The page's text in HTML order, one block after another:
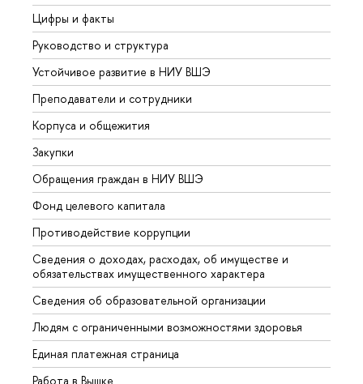
Цифры и факты
Руководство и структура
Устойчивое развитие в НИУ ВШЭ
Преподаватели и сотрудники
Корпуса и общежития
Закупки
Обращения граждан в НИУ ВШЭ
Фонд целевого капитала
Противодействие коррупции
Сведения о доходах, расходах, об имуществе и
обязательствах имущественного характера
Сведения об образовательной организации
Людям с ограниченными возможностями здоровья
Единая платежная страница
Работа в Вышке